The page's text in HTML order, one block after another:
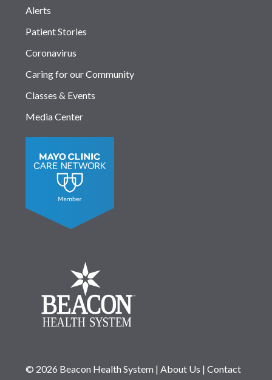
Alerts
Patient Stories
Coronavirus
Caring for our Community
Classes & Events
Media Center
© 2026 Beacon Health System| About Us | Contact